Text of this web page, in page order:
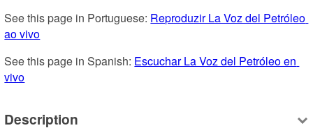
See this page in Portuguese: Reproduzir La Voz del Petróleo
ao vivo
See this page in Spanish: Escuchar La Voz del Petróleo en
vivo
Description